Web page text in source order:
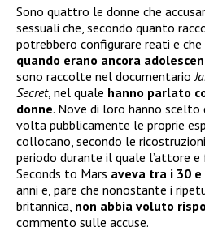
Sono quattro le donne che
sessuali che, secondo quanto
potrebbero configurare reati e
quando erano ancora
sono raccolte nel documentario
Secret, nel quale hanno parlato
donne. Nove di loro hanno scelto
volta pubblicamente le proprie
collocano, secondo le ricostruzioni,
periodo durante il quale l’attore
Seconds to Mars aveva tra i 30
anni e, pare che nonostante i
britannica, non abbia voluto
commento sulle accuse.